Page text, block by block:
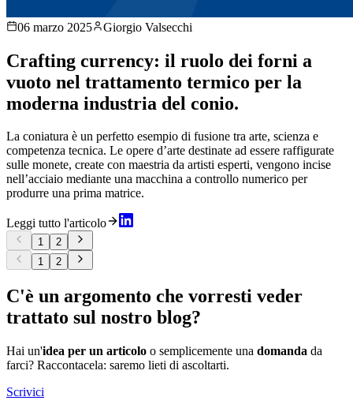
06 marzo 2025 Giorgio Valsecchi
Crafting currency: il ruolo dei forni a
vuoto nel trattamento termico per la
moderna industria del conio.
La coniatura è un perfetto esempio di fusione tra arte, scienza e
competenza tecnica. Le opere d’arte destinate ad essere raffigurate
sulle monete, create con maestria da artisti esperti, vengono incise
nell’acciaio mediante una macchina a controllo numerico per
produrre una prima matrice.
Leggi tutto l'articolo
1
2
1
2
C'è un argomento che vorresti veder
trattato sul nostro blog?
Hai un'idea per un articolo o semplicemente una domanda da
farci? Raccontacela: saremo lieti di ascoltarti.
Scrivici